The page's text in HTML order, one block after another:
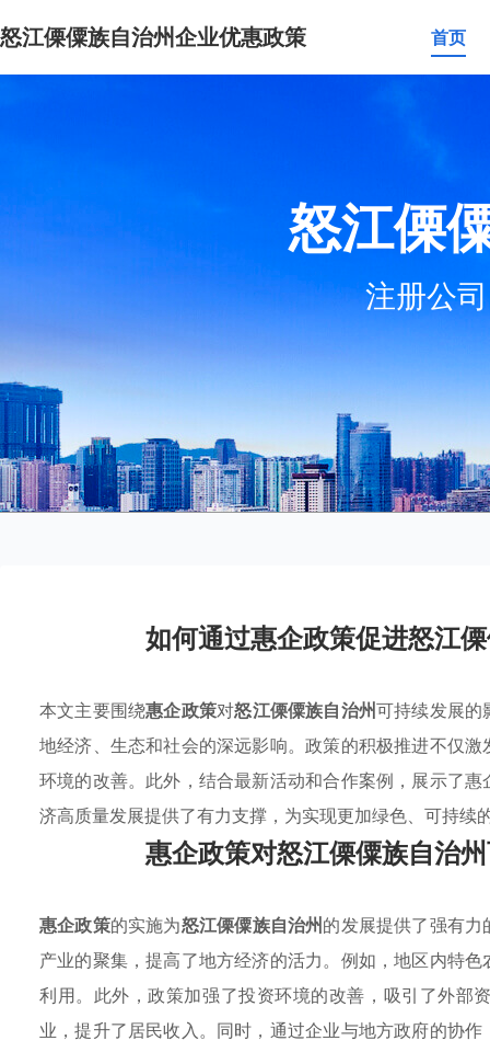
怒江傈僳族自治州企业优惠政策 首页
怒江傈
注册公
如何通过惠企政策促进怒江
本文主要围绕惠企政策对怒江傈僳族自治州可持续发展的
地经济、生态和社会的深远影响。政策的积极推进不仅
环境的改善。此外，结合最新活动和合作案例，展示了
济高质量发展提供了有力支撑，为实现更加绿色、可持续
惠企政策对怒江傈僳族自治
惠企政策的实施为怒江傈僳族自治州的发展提供了强有
产业的聚集，提高了地方经济的活力。例如，地区内特
利用。此外，政策加强了投资环境的改善，吸引了外部
业，提升了居民收入。同时，通过企业与地方政府的协